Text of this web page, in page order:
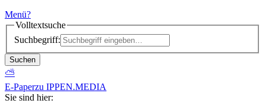
Menü?
Volltextsuche
Suchbegriff:
Suchen
⛅
E-Paperzu IPPEN.MEDIA
Sie sind hier: